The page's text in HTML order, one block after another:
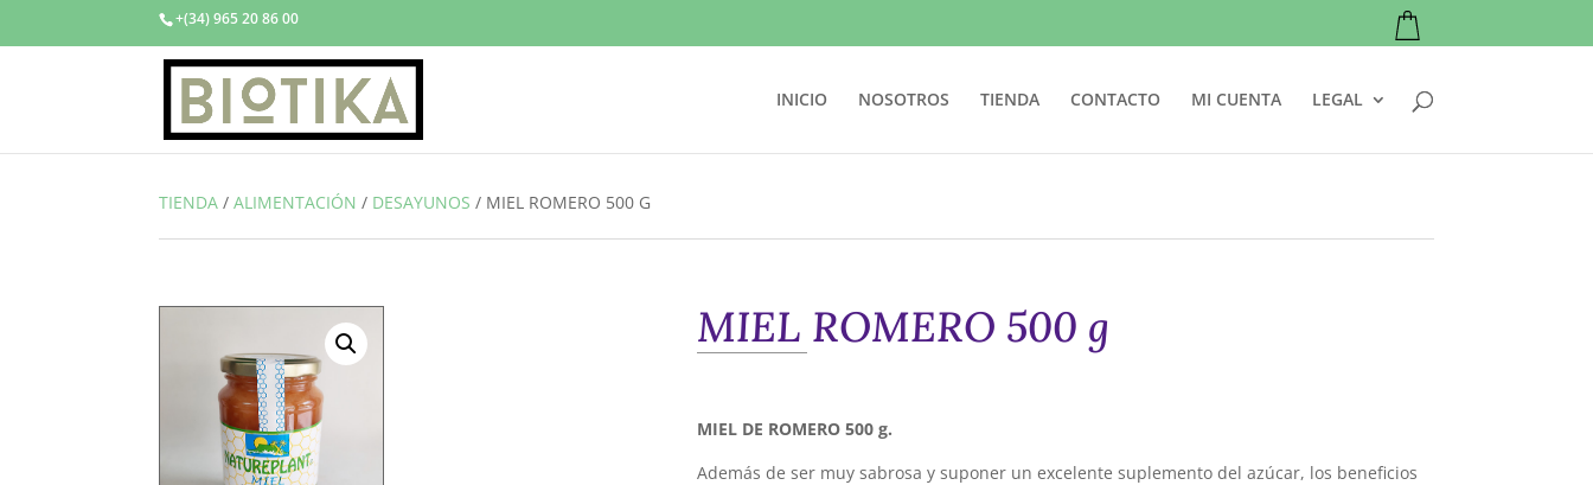
+(34) 965 20 86 00
INICIO NOSOTROS TIENDA CONTACTO MI CUENTA LEGAL
TIENDA /ALIMENTACIÓN / DESAYUNOS / MIEL ROMERO 500 G
MIEL ROMERO 500 g
MIEL DE ROMERO 500 g.
Además de ser muy sabrosa y suponer un excelente suplemento del azúcar, los beneficios